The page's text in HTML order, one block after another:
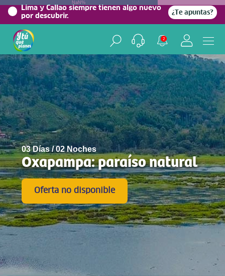
Lima y Callao siempre tienen algo nuevo
por descubrir.
¿Te apuntas?
2
NaN%
03 Días / 02 Noches
Oxapampa: paraíso natural
Oferta no disponible